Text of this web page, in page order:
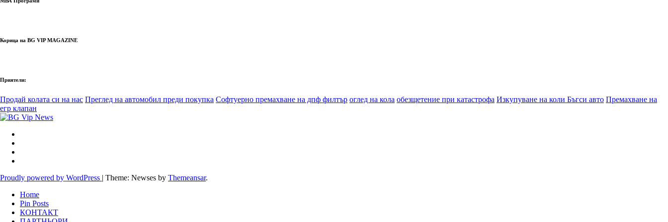
Корица на BG VIP MAGAZINE
Приятели:
Продай колата си на нас Преглед на автомобил преди покупка Софтуерно премахване на дпф филтър оглед на кола обезщетение при катастрофа Изкупуване на коли Бъгси авто Премахване на
егр клапан
Proudly powered by WordPress | Theme: Newses by Themeansar.
Home
Pin Posts
КОНТАКТ